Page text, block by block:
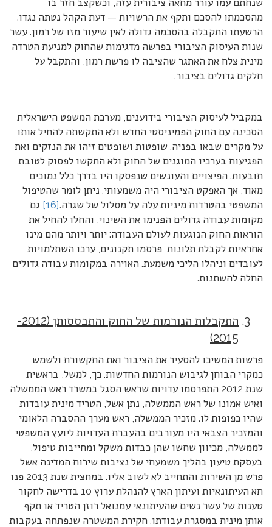
שנחתם עמו עורר מחאה ציבורית עזה, וכשקצב חזר בו
מהסכמתו להסכם ותקף את הרשויות — דעת הקהל נטתה נגדו.
הרשעתו התקבלה בהסכמה גדולה לאין שיעור מזו של רמון. עשר
שנות העיסוק הציבורי בפרשה מדגימות שהחוק למניעת הטרדה
מינית צלח את האתגר שהציבה לו פרשת רמון, והתקבל על
חלקים גדולים בציבור.
במקביל לעיסוק הציבורי בידוענים, מערכת המשפט הישראלית
הסכינה עם החוק הפמיניסטי החדש ולא התקשתה להחיל אותו
על מקרים שבאו בפניה. שופטות ושופטים זיהו את הנזקים ואת
הפגיעות בערכיו המוגנים של החוק ולא התקשו לפסוק לטובת
תובעות. הפיצויים והעונשים שנפסקו היו בדרך כלל נמוכים
מאוד, אך האפקט הציבורי היה משמעותי. ניתן לומר שהטיפול
המשפטי בהטרדות מיניות עלה על מסלול של שגרה.[16]
גם
מקומות עבודה גדולים הפנימו את השינוי, והחלו להחיל את
הוראות החוק הנוגעות לעולם העבודה: יותר ויותר מהם מינו
אחראיות לקבלת תלונות, פרסמו תקנונים, ערכו השתלמויות
לעובדים וניהלו הליכי משמעת. האוירה במקומות עבודה גדולים
החלה להשתנות.
התקבלות הנורמות של החוק והתבססותן (2012-
2015)
פרשות המשיכו להסעיר את הציבור ואת התקשורת ולשמש
כמקרי הבוחן לגיבוש הנורמות החדשות. כך, למשל, בראשית
שנת 2012 התפרסמו עדויות שראש הסגל במשרד ראש הממשלה
ואיש אמונו של ראש הממשלה, נתן אשל, הטריד מינית עובדות
שהיו כפופות לו. מזכיר הממשלה, ראש מערך ההסברה הלאומי
והמזכיר הצבאי היו מעורבים בהעברת העדויות ליועץ המשפטי
לממשלה, מכיוון שחשו שהן כבדות משקל ומחייבות טיפול.
בעסקת טיעון בהליך משמעתי של נציבות שירות המדינה אשל
פרש מן השירות והתחייב לא לשוב אליו. במחצית שנת 2013 פנו
תא העיתונאיות ועיתון הארץ להנהלת ערוץ 10 בדרישה לחקור
טענות של עשר נשים שהעיתונאי עמנואל רוזן הטריד או תקף
אותן מינית במסגרת עבודתו. חקירת המשטרה שנפתחה בעקבות